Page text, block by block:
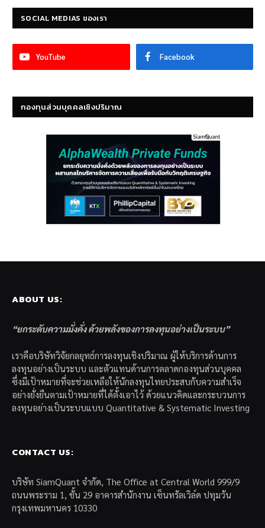
SOCIAL MEDIAS ของเรา
YouTube Facebook
กองทุนส่วนบุคคลเชิงปริมาณ
ABOUT US:
“ยกระดับความมั่งคั่ง ด้วยพลังของการลงทุนอย่างเป็นระบบ”
เราคือบริษัทวิจัยกลยุทธ์การลงทุนเชิงปริมาณ ผู้ให้บริการด้านการ
ลงทุนอย่างเป็นระบบ และตัวแทนด้านการตลาดกองทุนส่วนบุคคล
ซึ่งมีเป้าหมายที่จะช่วยเหลือให้นักลงทุนไทยประสบกับความสำเร็จ
อย่างยั่งยืนตามเป้าหมายที่ได้ตั้งเอาไว้ ด้วยแนวคิดและกระบวนการ
ลงทุนอย่างเป็นระบบแบบ Quantitative & Systematic Investing
CONTACT US:
บริษัท SiamQuant จำกัด, The Office at Central World 999/9
ถนนพระราม 1, ชั้น 29 อาคารสำนักงาน เซ็นทรัลเวิล์ด ปทุมวัน
กรุงเทพมหานคร 10330